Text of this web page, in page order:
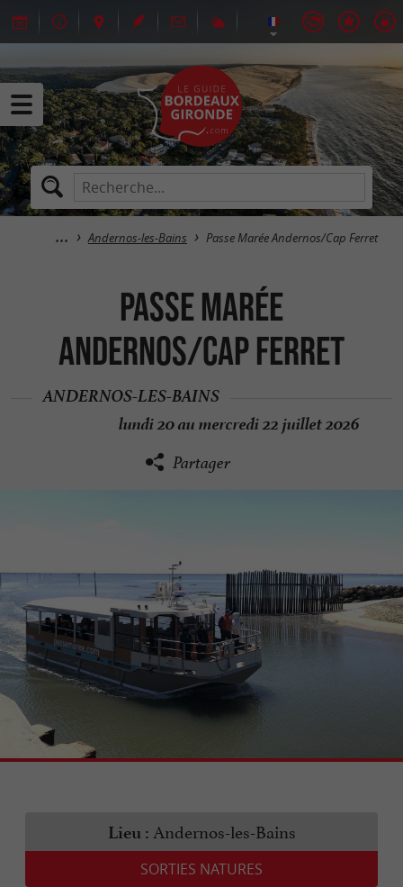
Andernos-les-Bains Passe Marée Andernos/Cap Ferret
Passe Marée
Andernos/Cap Ferret
ANDERNOS-LES-BAINS
lundi 20 au mercredi 22 juillet 2026
Partager
Lieu : Andernos-les-Bains
SORTIES NATURES